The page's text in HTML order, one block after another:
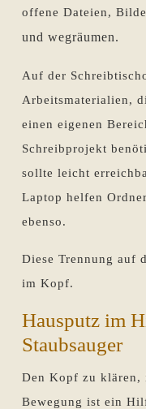
offene Dateien,
und wegräumen.
Auf der
Arbeitsmaterialien,
einen eigenen
Schreibprojekt
sollte leicht
Laptop helfen
ebenso.
Diese Trennung auf
im Kopf.
Hausputz im
Staubsauger
Den Kopf zu klären,
Bewegung ist ein